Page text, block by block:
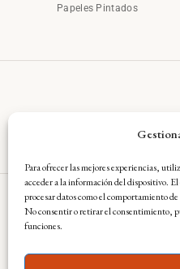
Para ofrecer las mejores experiencias,
acceder a la información del dispositivo.
procesar datos como el comportamiento
No consentir o retirar el consentimiento,
funciones.
Papeles Pintados